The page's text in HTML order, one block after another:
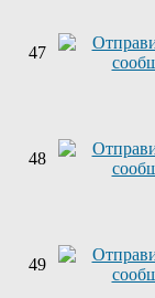
47
48
49